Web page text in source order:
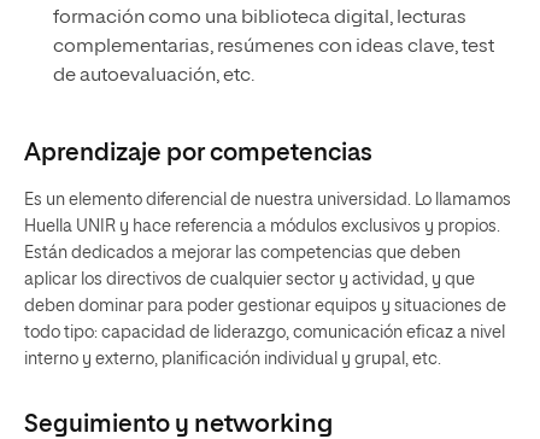
formación como una biblioteca digital, lecturas
complementarias, resúmenes con ideas clave, test
de autoevaluación, etc.
Aprendizaje por competencias
Es un elemento diferencial de nuestra universidad. Lo llamamos
Huella UNIR y hace referencia a módulos exclusivos y propios.
Están dedicados a mejorar las competencias que deben
aplicar los directivos de cualquier sector y actividad, y que
deben dominar para poder gestionar equipos y situaciones de
todo tipo: capacidad de liderazgo, comunicación eficaz a nivel
interno y externo, planificación individual y grupal, etc.
Seguimiento y networking